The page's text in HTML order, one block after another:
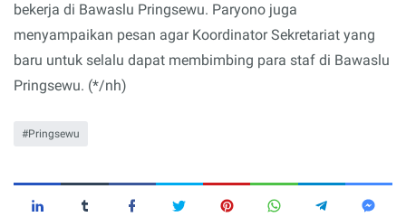
bekerja di Bawaslu Pringsewu. Paryono juga
menyampaikan pesan agar Koordinator Sekretariat yang
baru untuk selalu dapat membimbing para staf di Bawaslu
Pringsewu. (*/nh)
Pringsewu